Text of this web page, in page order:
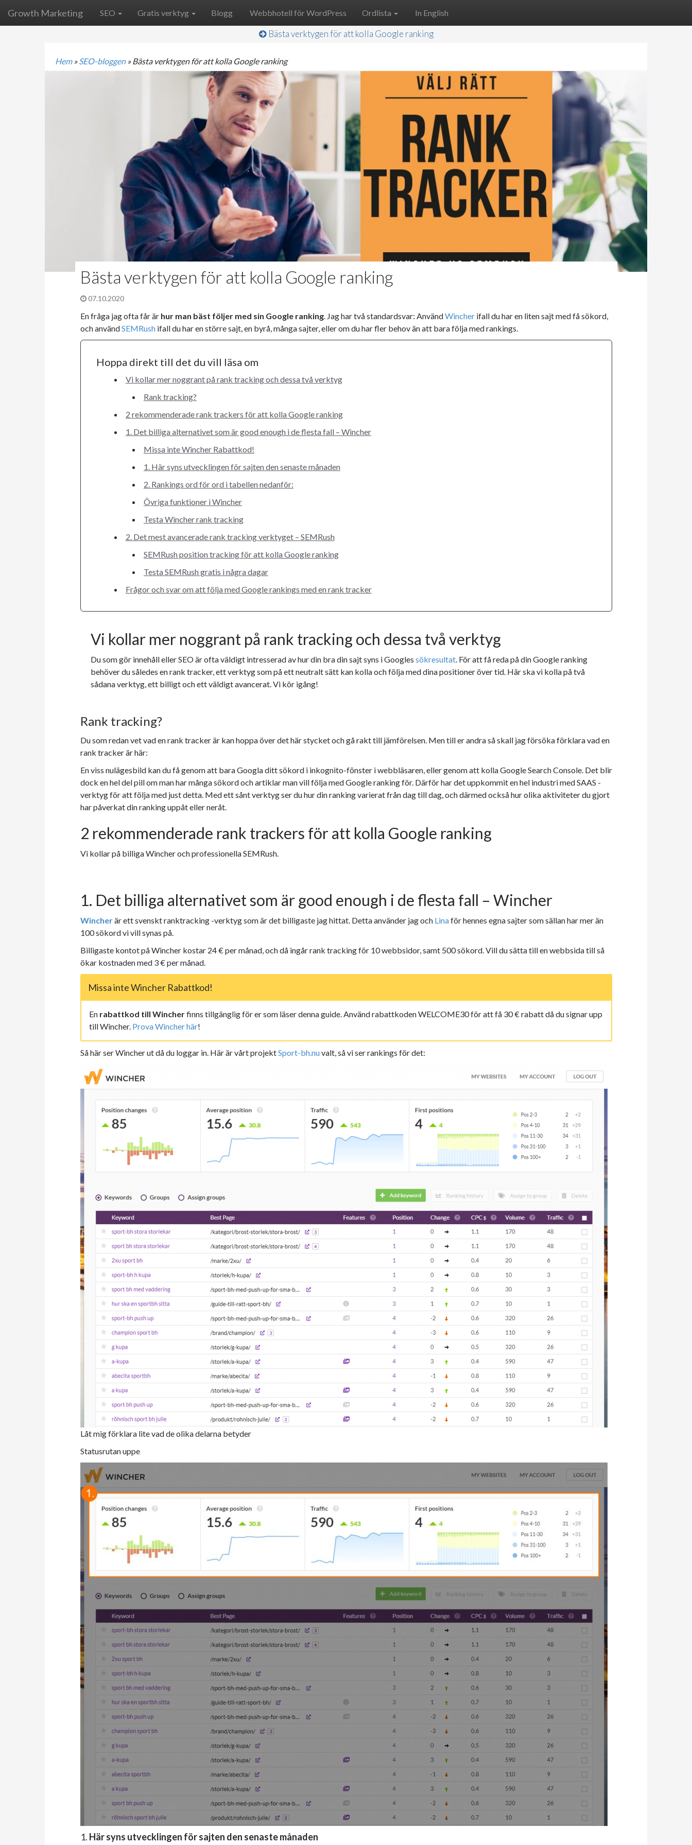
Growth Marketing SEO Gratis verktyg Blogg Webbhotell för WordPress Ordlista In English
Bästa verktygen för att kolla Google ranking
Hem»SEO-bloggen»Bästa verktygen för att kolla Google ranking
Bästa verktygen för att kolla Google ranking
07.10.2020
En fråga jag ofta får är hur man bäst följer med sin Google ranking. Jag har två standardsvar: AnvändWincher ifall du har en liten sajt med få sökord,
och användSEMRushifall du har en större sajt, en byrå, många sajter, eller om du har fler behov än att bara följa med rankings.
Hoppa direkt till det du vill läsa om
Vi kollar mer noggrant på rank tracking och dessa två verktyg
Rank tracking?
2 rekommenderade rank trackers för att kolla Google ranking
1. Det billiga alternativet som är good enough i de flesta fall – Wincher
Missa inte Wincher Rabattkod!
1. Här syns utvecklingen för sajten den senaste månaden
2. Rankings ord för ord i tabellen nedanför:
Övriga funktioner i Wincher
Testa Wincher rank tracking
2. Det mest avancerade rank tracking verktyget – SEMRush
SEMRush position tracking för att kolla Google ranking
Testa SEMRush gratis i några dagar
Frågor och svar om att följa med Google rankings med en rank tracker
Vi kollar mer noggrant på rank tracking och dessa två verktyg
Du som gör innehåll eller SEO är ofta väldigt intresserad av hur din bra din sajt syns i Googles sökresultat. För att få reda på din Google ranking
behöver du således en rank tracker, ett verktyg som på ett neutralt sätt kan kolla och följa med dina positioner över tid. Här ska vi kolla på två
sådana verktyg, ett billigt och ett väldigt avancerat. Vi kör igång!
Rank tracking?
Du som redan vet vad en rank tracker är kan hoppa över det här stycket och gå rakt till jämförelsen. Men till er andra så skall jag försöka förklara vad en
rank tracker är här:
En viss nulägesbild kan du få genom att bara Googla ditt sökord i inkognito-fönster i webbläsaren, eller genom att kolla Google Search Console. Det blir
dock en hel del pill om man har många sökord och artiklar man vill följa med Google ranking för. Därför har det uppkommit en hel industri med SAAS -
verktyg för att följa med just detta. Med ett sånt verktyg ser du hur din ranking varierat från dag till dag, och därmed också hur olika aktiviteter du gjort
har påverkat din ranking uppåt eller neråt.
2 rekommenderade rank trackers för att kolla Google ranking
Vi kollar på billiga Wincher och professionella SEMRush.
1. Det billiga alternativet som är good enough i de flesta fall – Wincher
Wincherär ett svenskt ranktracking -verktyg som är det billigaste jag hittat. Detta använder jag och Linaför hennes egna sajter som sällan har mer än
100 sökord vi vill synas på.
Billigaste kontot på Wincher kostar 24 € per månad, och då ingår rank tracking för 10 webbsidor, samt 500 sökord. Vill du sätta till en webbsida till så
ökar kostnaden med 3 € per månad.
Missa inte Wincher Rabattkod!
En rabattkod till Wincherfinns tillgänglig för er som läser denna guide. Använd rabattkoden WELCOME30 för att få 30 € rabatt då du signar upp
till Wincher. Prova Wincher här!
Så här ser Wincher ut då du loggar in. Här är vårt projektSport-bh.nuvalt, så vi ser rankings för det:
Låt mig förklara lite vad de olika delarna betyder
Statusrutan uppe
1. Här syns utvecklingen för sajten den senaste månaden